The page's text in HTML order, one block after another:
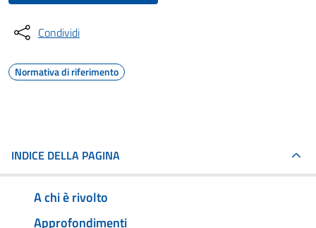
Condividi
Normativa di riferimento
INDICE DELLA PAGINA
A chi è rivolto
Approfondimenti